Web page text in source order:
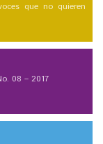
que no quieren
08 – 2017